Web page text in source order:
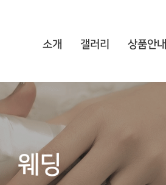
소개 갤러리 상품안내
웨딩